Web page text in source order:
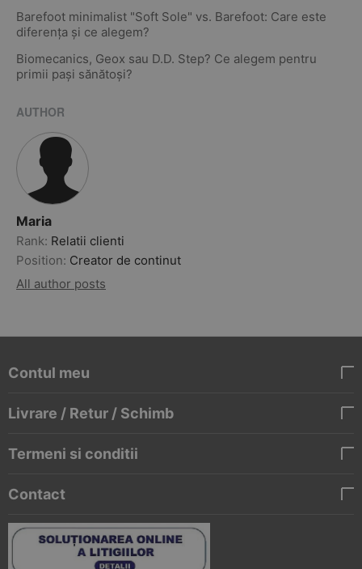
Barefoot minimalist "Soft Sole" vs. Barefoot: Care este
diferența și ce alegem?
Biomecanics, Geox sau D.D. Step? Ce alegem pentru
primii pași sănătoși?
AUTHOR
Maria
Rank: Relatii clienti
Position: Creator de continut
All author posts
Contul meu
Livrare / Retur / Schimb
Termeni si conditii
Contact